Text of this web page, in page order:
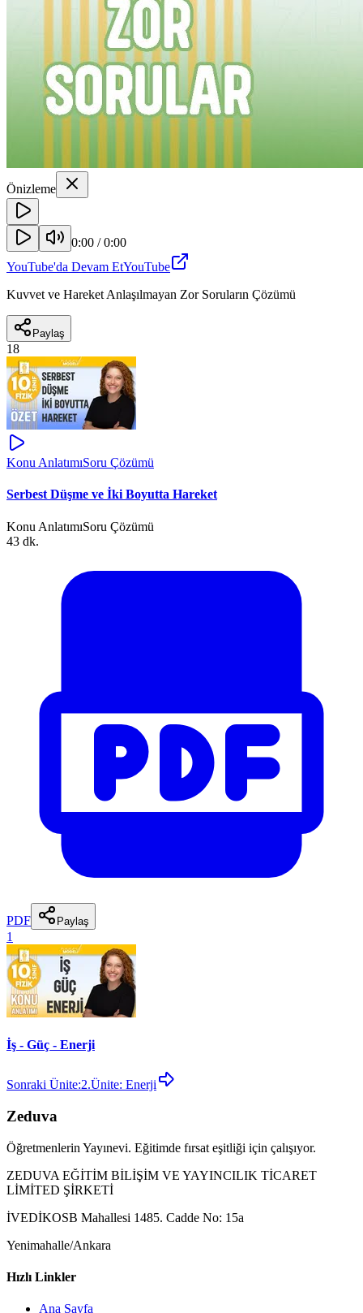
Önizleme
0:00 /0:00
YouTube'da Devam EtYouTube
Kuvvet ve Hareket Anlaşılmayan Zor Soruların Çözümü
Paylaş
18
Konu AnlatımıSoru Çözümü
Serbest Düşme ve İki Boyutta Hareket
Konu AnlatımıSoru Çözümü
43 dk.
PDF Paylaş
1
İş - Güç - Enerji
Sonraki Ünite:2.Ünite: Enerji
Zeduva
Öğretmenlerin Yayınevi. Eğitimde fırsat eşitliği için çalışıyor.
ZEDUVA EĞİTİM BİLİŞİM VE YAYINCILIK TİCARET
LİMİTED ŞİRKETİ
İVEDİKOSB Mahallesi 1485. Cadde No: 15a
Yenimahalle/Ankara
Hızlı Linkler
Ana Sayfa